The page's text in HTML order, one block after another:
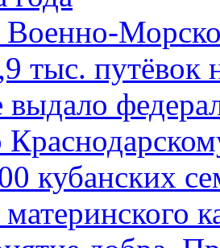
тыс. путёвок
выдало
кубанских
материнского